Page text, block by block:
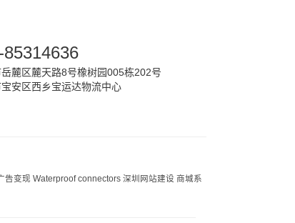
85314636
麓区麓天路8号橡树园005栋202号
安区西乡宝运达物流中心
告变现 Waterproof connectors 深圳网站建设 商城系